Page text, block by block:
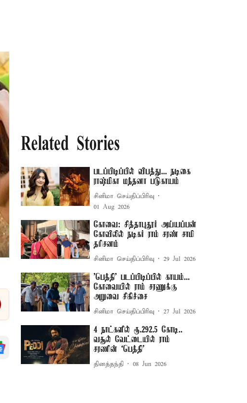
Related Stories
படப்பிடிப்பில் விபத்து... நடிகை
ராஷ்மிகா மந்தனா படுகாயம்
சினிமா செய்திப்பிரிவு
01 Aug 2026
கோவை: சித்தாபுதூர் அய்யப்பன்
கோவிலில் நடிகர் ராம் சரண் சாமி
தரிசனம்
சினிமா செய்திப்பிரிவு 29 Jul 2026
'பெத்தி' படப்பிடிப்பில் காயம்...
கோவையில் ராம் சரணுக்கு
அறுவை சிகிச்சை
சினிமா செய்திப்பிரிவு 27 Jul 2026
4 நாட்களில் ரூ.292.5 கோடி..
வசூல் வேட்டையில் ராம்
சரணின் ‘பெத்தி’
தினத்தந்தி 08 Jun 2026